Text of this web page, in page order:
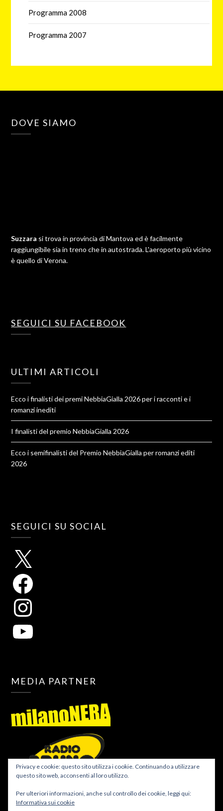
Programma 2008
Programma 2007
DOVE SIAMO
Suzzara si trova in provincia di Mantova ed è facilmente
raggiungibile sia in treno che in autostrada. L'aeroporto più vicino
è quello di Verona.
SEGUICI SU FACEBOOK
ULTIMI ARTICOLI
Ecco i finalisti dei premi NebbiaGialla 2026 per i racconti e i
romanzi inediti
I finalisti del premio NebbiaGialla 2026
Ecco i semifinalisti del Premio NebbiaGialla per romanzi editi
2026
SEGUICI SU SOCIAL
MEDIA PARTNER
Privacy e cookie: questo sito utilizza i cookie. Continuando a utilizzare
questo sito web, acconsenti al loro utilizzo.
Per ulteriori informazioni, anche sul controllo dei cookie, leggi qui:
Informativa sui cookie